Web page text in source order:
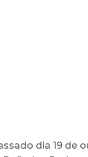
dia 19 de